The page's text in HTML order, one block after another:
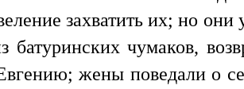
захватить их; но
батуринских чумаков,
жены поведали о